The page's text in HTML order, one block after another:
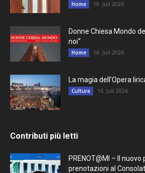
Home 19. Juli 2026
Donne Chiesa Mondo
noi“
Home 16. Juli 2026
La magia dell’Opera
Cultura 16. Juli 2026
Contributi più letti
PRENOT@MI – Il
prenotazioni al